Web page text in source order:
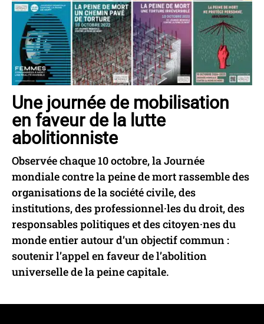
Une journée de mobilisation
en faveur de la lutte
abolitionniste
Observée chaque 10 octobre, la Journée
mondiale contre la peine de mort rassemble des
organisations de la société civile, des
institutions, des professionnel·les du droit, des
responsables politiques et des citoyen·nes du
monde entier autour d’un objectif commun :
soutenir l’appel en faveur de l’abolition
universelle de la peine capitale.